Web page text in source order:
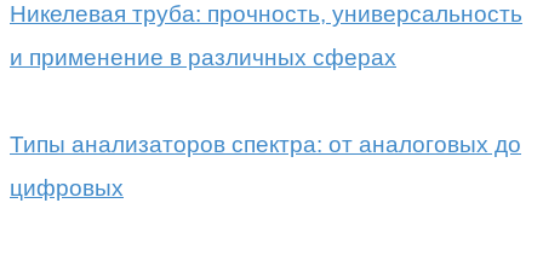
Никелевая труба: прочность, универсальность
и применение в различных сферах
Типы анализаторов спектра: от аналоговых до
цифровых